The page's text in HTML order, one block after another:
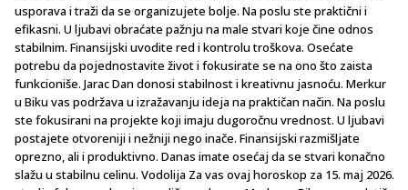
usporava i traži da se organizujete bolje. Na poslu ste praktični i
efikasni. U ljubavi obraćate pažnju na male stvari koje čine odnos
stabilnim. Finansijski uvodite red i kontrolu troškova. Osećate
potrebu da pojednostavite život i fokusirate se na ono što zaista
funkcioniše. Jarac Dan donosi stabilnost i kreativnu jasnoću. Merkur
u Biku vas podržava u izražavanju ideja na praktičan način. Na poslu
ste fokusirani na projekte koji imaju dugoročnu vrednost. U ljubavi
postajete otvoreniji i nežniji nego inače. Finansijski razmišljate
oprezno, ali i produktivno. Danas imate osećaj da se stvari konačno
slažu u stabilnu celinu. Vodolija Za vas ovaj horoskop za 15. maj 2026.